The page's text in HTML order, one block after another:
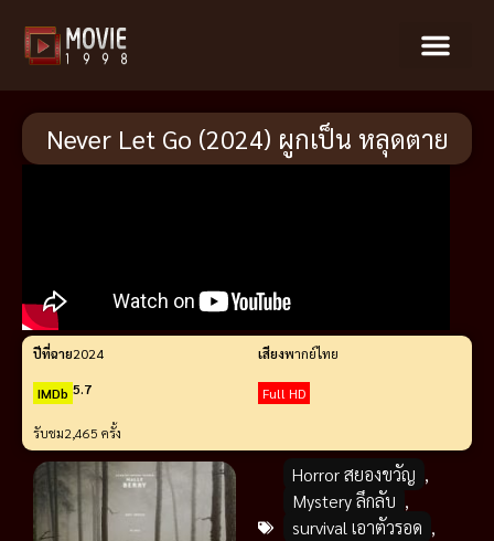
Never Let Go (2024) ผูกเป็น หลุดตาย
ปีที่ฉาย2024 เสียงพากย์ไทย
IMDb 5.7 Full HD
รับชม2,465 ครั้ง
Horror สยองขวัญ ,
Mystery ลึกลับ ,
survival เอาตัวรอด ,